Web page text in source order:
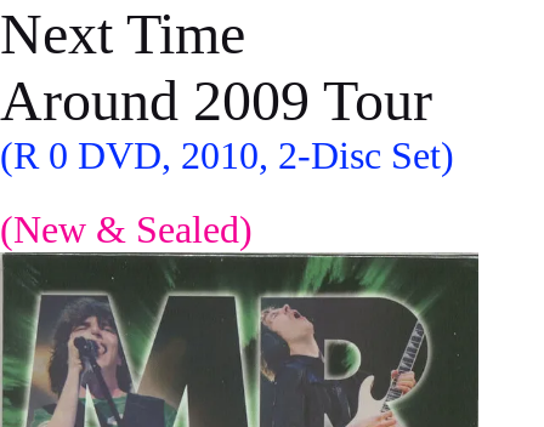
Next Time
Around 2009 Tour
(R 0 DVD, 2010, 2-Disc Set)
(New & Sealed)